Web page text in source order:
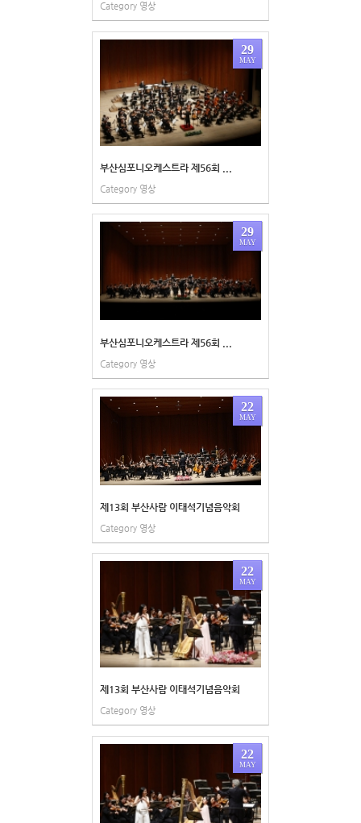
Category 영상
29
MAY
부산심포니오케스트라 제56회 ...
Category 영상
29
MAY
부산심포니오케스트라 제56회 ...
Category 영상
22
MAY
제13회 부산사람 이태석기념음악회
Category 영상
22
MAY
제13회 부산사람 이태석기념음악회
Category 영상
22
MAY